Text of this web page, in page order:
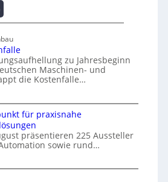
e
c
h
a
f
U
i
v
e
r
l
A
u
t
m
zu Jahresbeginn
Maschinen- und
die Kostenfalle…
für praxisnahe
präsentieren 225 Aussteller
sowie rund…